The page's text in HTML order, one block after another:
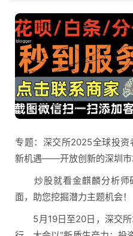
专题：深交所2025全球投
新机遇——开放创新的深圳市
炒股就看金麒麟分析师
面，助您挖掘潜力主题机会！
5月19日至20日，深交所